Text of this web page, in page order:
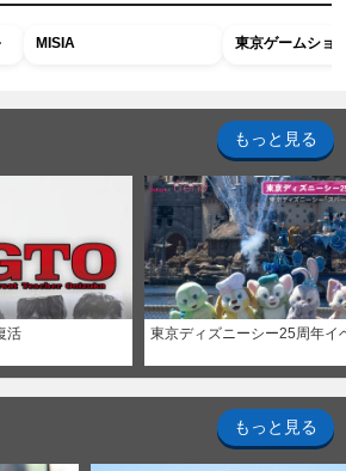
MISIA 東京ゲームショ
もっと見る
活 東京ディズニーシー25周年イ
もっと見る